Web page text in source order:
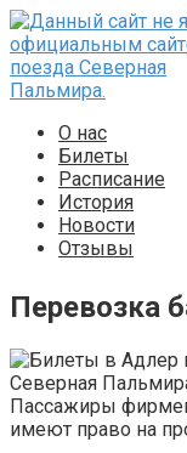
Перейти
к
контенту
О нас
Билеты
Расписание
История
Новости
Отзывы
Перевозка
Пассажиры
имеют право на